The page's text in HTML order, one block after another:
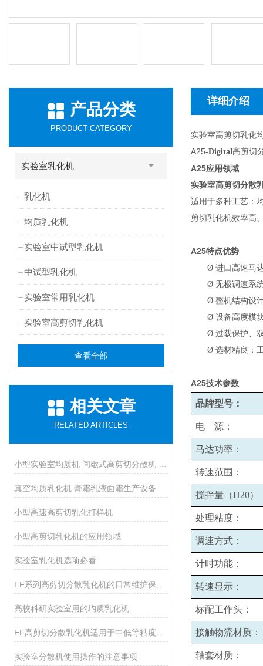
产品分类
PRODUCT CATEGORY
实验室乳化机
乳化机
均质乳化机
实验室中试型乳化机
中试型乳化机
实验室常用乳化机
实验室高剪切乳化机
查看全部
相关文章
RELATED ARTICLES
真空均质乳化机 膏霜乳液面霜生产设备
小型高速高剪切乳化打样机
小型高剪切乳化机的应用领域
实验室乳化机选项必看
高校科研实验室用的均质乳化机
实验室分散机使用操作的注意事项
详细介绍
实验室高剪切乳化
A25-Digital高剪切
A25应用领域
实验室高剪切分散
适用于多种工艺：
剪切乳化机效率高
A25特点优势
Ø 进口高速马
Ø 无极调速系
Ø 整机结构设
Ø 设备高度模
Ø 过载保护、
Ø 选材精良：
A25技术参数
品牌型号：
电 源：
马达功率：
转速范围：
搅拌量（H20）
处理粘度：
调速方式：
计时功能：
转速显示：
标配工作头：
接触物流材质：
轴套材质：